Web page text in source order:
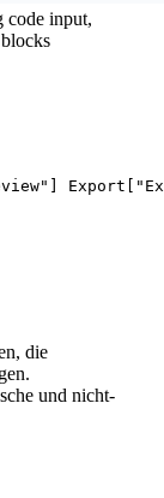
code input,
die
und nicht-